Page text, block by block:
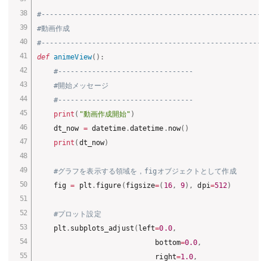
#動画作成
def animeView( ) :
#--------------------------------
#開始メッセージ
#--------------------------------
print ( "動画作成開始" )
    dt_now
= datetime.datetime . now( )
print ( dt_now)
#グラフを表示する領域を，figオブジェクトとして作成
    fig
= plt . figure ( figsize=( 16, 9) , dpi=512)
#プロット設定
    plt
. subplots_adjust ( left=0.0,
                            bottom
=0.0 ,
                            right
=1.0 ,